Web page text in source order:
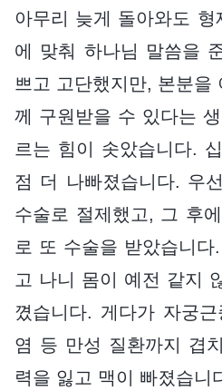
아무리 늦게 돌아와도 형
에 맞춰 하나님 말씀을
쁘고 고단했지만, 본분을
께 구원받을 수 있다는
르는 힘이 솟았습니다.
점 더 나빠졌습니다. 우
수술로 절제했고, 그 후
로 또 수술을 받았습니
고 나니 몸이 예전 같지
꼈습니다. 게다가 자궁
염 등 만성 질환까지 겹
력을 잃고 맥이 빠졌습니